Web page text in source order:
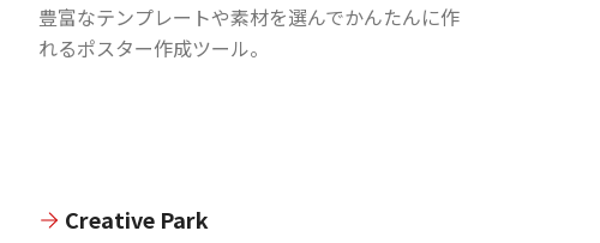
豊富なテンプレートや素材を選んでかんたんに作
れるポスター作成ツール。
Creative Park